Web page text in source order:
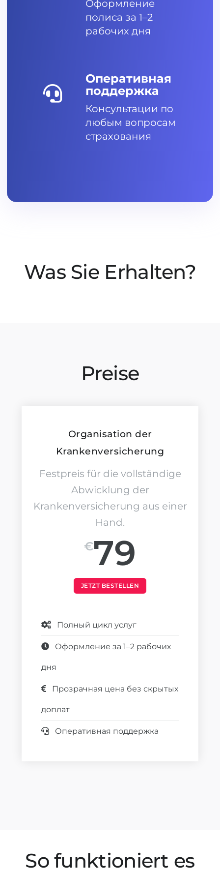
Оформление
полиса за 1–2
рабочих дня
Оперативная
поддержка
Консультации по
любым вопросам
страхования
Was Sie Erhalten?
Preise
Organisation der
Krankenversicherung
Festpreis für die vollständige
Abwicklung der
Krankenversicherung aus einer
Hand.
€79
JETZT BESTELLEN
Полный цикл услуг
Оформление за 1–2 рабочих
дня
Прозрачная цена без скрытых
доплат
Оперативная поддержка
So funktioniert es